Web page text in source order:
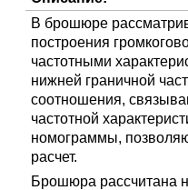
В брошюре
построения
частотными
нижней граничной
соотношения,
частотной
номограммы,
расчет.
Брошюра рассчитана